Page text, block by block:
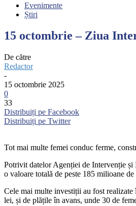
Evenimente
Știri
15 octombrie – Ziua
De către
Redactor
-
15 octombrie 2025
0
33
Distribuiți pe Facebook
Distribuiți pe Twitter
Tot mai multe femei conduc ferme,
Potrivit datelor Agenției de Intervenție
o valoare totală de peste 185 milioane de
Cele mai multe investiții au fost
lei, și de plățile în avans, unde 30 de